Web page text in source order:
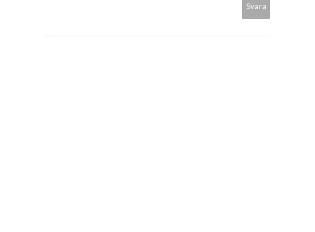
Svara